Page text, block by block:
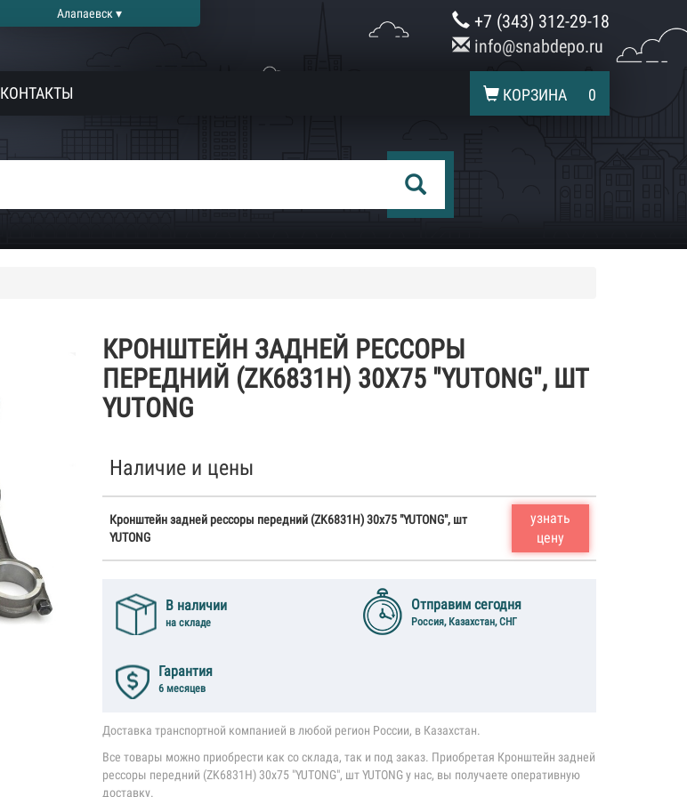
Алапаевск ▾
+7 (343) 312-29-18
info@snabdepo.ru
КОНТАКТЫ КОРЗИНА 0
КРОНШТЕЙН ЗАДНЕЙ РЕССОРЫ
ПЕРЕДНИЙ (ZK6831H) 30X75 "YUTONG", ШТ
YUTONG
Наличие и цены
Кронштейн задней рессоры передний (ZK6831H) 30x75 "YUTONG", шт
YUTONG
узнать
цену
В наличии
на складе
Отправим сегодня
Россия, Казахстан, СНГ
Гарантия
6 месяцев
Доставка транспортной компанией в любой регион России, в Казахстан.
Все товары можно приобрести как со склада, так и под заказ. Приобретая Кронштейн задней
рессоры передний (ZK6831H) 30x75 "YUTONG", шт YUTONG у нас, вы получаете оперативную
доставку.